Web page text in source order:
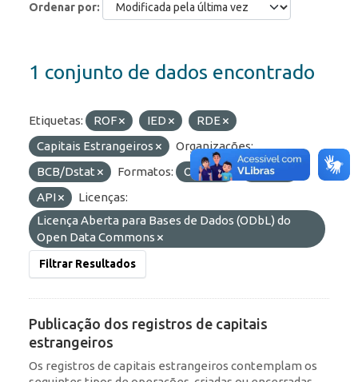
Ordenar por
1 conjunto de dados encontrado
Etiquetas: ROF IED
RDE
Capitais Estrangeiros
Organizações:
BCB/Dstat
Formatos: OData
HTML
API
Licenças:
Licença Aberta para Bases de Dados (ODbL) do
Open Data Commons
Filtrar Resultados
Publicação dos registros de capitais
estrangeiros
Os registros de capitais estrangeiros contemplam os